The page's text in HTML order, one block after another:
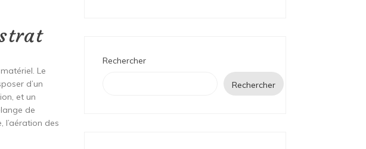
Le
d’un
et un
de
l’aération des
Rechercher
Rechercher